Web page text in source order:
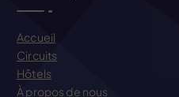
Accueil
Circuits
Hôtels
À propos de nous